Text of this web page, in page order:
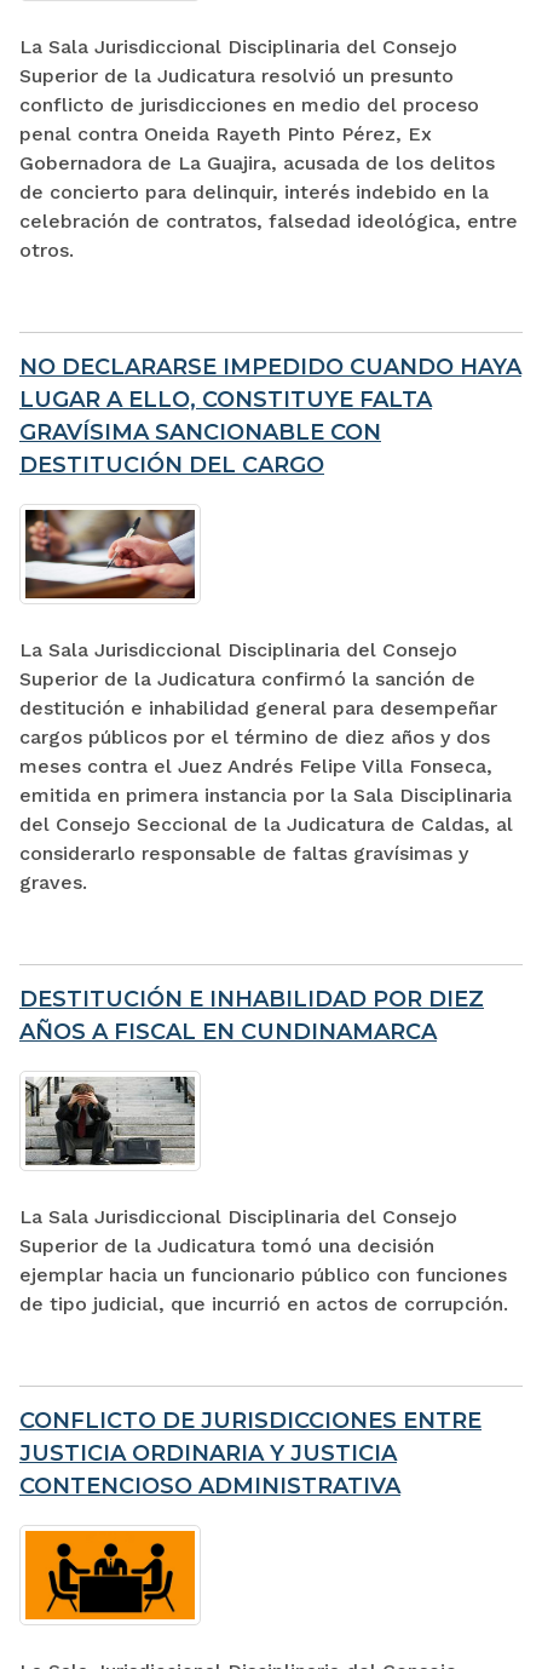
La Sala Jurisdiccional Disciplinaria del Consejo
Superior de la Judicatura resolvió un presunto
conflicto de jurisdicciones en medio del proceso
penal contra Oneida Rayeth Pinto Pérez, Ex
Gobernadora de La Guajira, acusada de los delitos
de concierto para delinquir, interés indebido en la
celebración de contratos, falsedad ideológica, entre
otros.
NO DECLARARSE IMPEDIDO CUANDO HAYA
LUGAR A ELLO, CONSTITUYE FALTA
GRAVÍSIMA SANCIONABLE CON
DESTITUCIÓN DEL CARGO
La Sala Jurisdiccional Disciplinaria del Consejo
Superior de la Judicatura confirmó la sanción de
destitución e inhabilidad general para desempeñar
cargos públicos por el término de diez años y dos
meses contra el Juez Andrés Felipe Villa Fonseca,
emitida en primera instancia por la Sala Disciplinaria
del Consejo Seccional de la Judicatura de Caldas, al
considerarlo responsable de faltas gravísimas y
graves.
DESTITUCIÓN E INHABILIDAD POR DIEZ
AÑOS A FISCAL EN CUNDINAMARCA
La Sala Jurisdiccional Disciplinaria del Consejo
Superior de la Judicatura tomó una decisión
ejemplar hacia un funcionario público con funciones
de tipo judicial, que incurrió en actos de corrupción.
CONFLICTO DE JURISDICCIONES ENTRE
JUSTICIA ORDINARIA Y JUSTICIA
CONTENCIOSO ADMINISTRATIVA